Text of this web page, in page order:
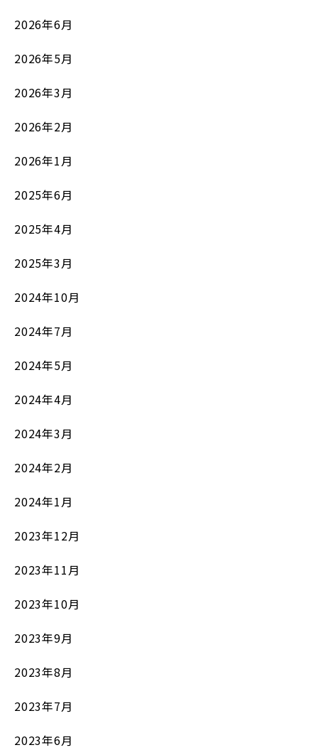
2026年6月
2026年5月
2026年3月
2026年2月
2026年1月
2025年6月
2025年4月
2025年3月
2024年10月
2024年7月
2024年5月
2024年4月
2024年3月
2024年2月
2024年1月
2023年12月
2023年11月
2023年10月
2023年9月
2023年8月
2023年7月
2023年6月